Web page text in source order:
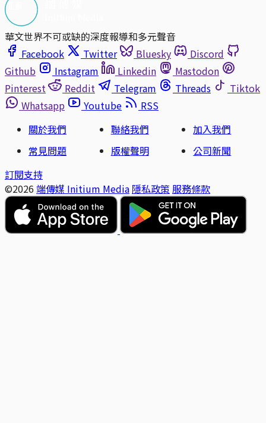
華文世界不可或缺的深度報導和多元聲音
Facebook
Twitter Bluesky
Discord
Github
Instagram Linkedin
Mastodon
Pinterest
Reddit Telegram Threads
Tiktok
Whatsapp
Youtube
RSS
關於我們
聯絡我們
加入我們
常見問題
版權聲明
公司新聞
訂閱支持
©2026 端傳媒 Initium Media 隱私政策 服務條款